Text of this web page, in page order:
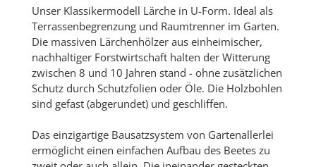
Unser Klassikermodell Lärche in U-Form. Ideal als
Terrassenbegrenzung und Raumtrenner im Garten.
Die massiven Lärchenhölzer aus einheimischer,
nachhaltiger Forstwirtschaft halten der Witterung
zwischen 8 und 10 Jahren stand - ohne zusätzlichen
Schutz durch Schutzfolien oder Öle. Die Holzbohlen
sind gefast (abgerundet) und geschliffen.
Das einzigartige Bausatzsystem von Gartenallerlei
ermöglicht einen einfachen Aufbau des Beetes zu